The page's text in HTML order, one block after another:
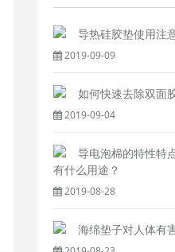
导热硅胶垫使用注
2019-09-09
如何快速去除双面
2019-09-04
导电泡棉的特性特
有什么用途？
2019-08-28
海绵垫子对人体有